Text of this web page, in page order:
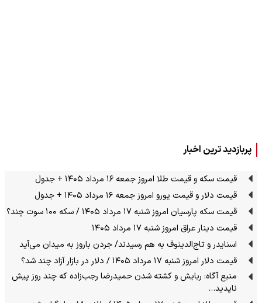
پربازدید ترین اخبار
قیمت سکه و قیمت طلا امروز جمعه ۱۶ مرداد ۱۴۰۵ + جدول
قیمت دلار و قیمت یورو امروز جمعه ۱۶ مرداد ۱۴۰۵ + جدول
قیمت سکه پارسیان امروز شنبه ۱۷ مرداد ۱۴۰۵ / سکه ۱۰۰ سوت چند؟
قیمت دینار عراق امروز شنبه ۱۷ مرداد ۱۴۰۵
اسنایدر و تاج‌الدینوف به هم رسیدند/ جردن باروز به میدان می‌آید
قیمت دلار امروز شنبه ۱۷ مرداد ۱۴۰۵ / دلار در بازار آزاد چند شد؟
منبع آگاه: ربایش و کشته شدن حمیدرضا رجب‌زاده که چند روز پیش
ناپدید…